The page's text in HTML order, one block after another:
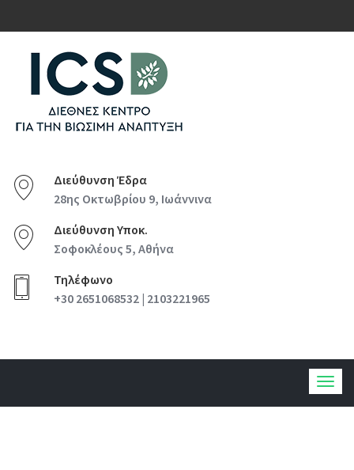
Διεύθυνση Έδρα
28ης Οκτωβρίου 9, Ιωάννινα
Διεύθυνση Υποκ.
Σοφοκλέους 5, Αθήνα
Τηλέφωνο
+30 2651068532 | 2103221965